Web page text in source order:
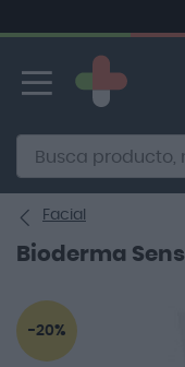
contenido
Alternative to
Facial
Bioderma
-20%
Saltar
final